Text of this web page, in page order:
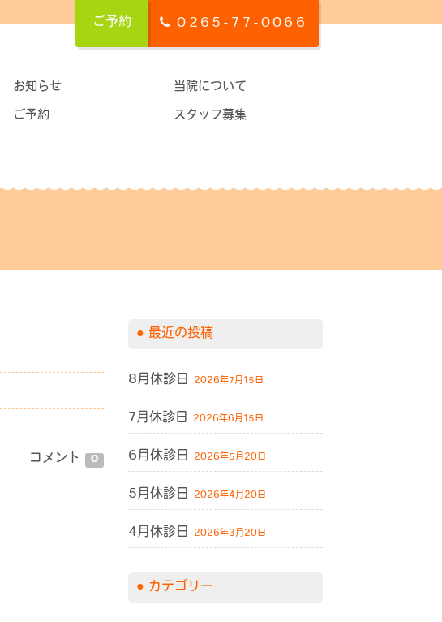
0265-77-0066
ご予約
お知らせ 当院について
ご予約 スタッフ募集
コメント 0
最近の投稿
8月休診日 2026年7月15日
7月休診日 2026年6月15日
6月休診日 2026年5月20日
5月休診日 2026年4月20日
4月休診日 2026年3月20日
カテゴリー